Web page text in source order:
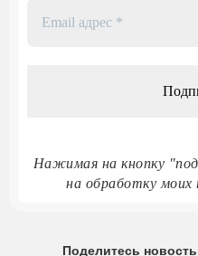
Нажимая на кнопку
на обработку моих
Поделитесь